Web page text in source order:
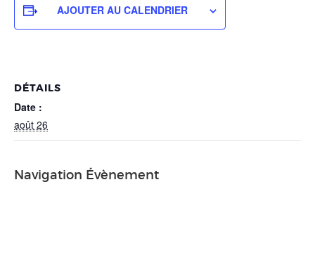
DÉTAILS
Date :
août 26
AJOUTER AU CALENDRIER
Navigation Évènement